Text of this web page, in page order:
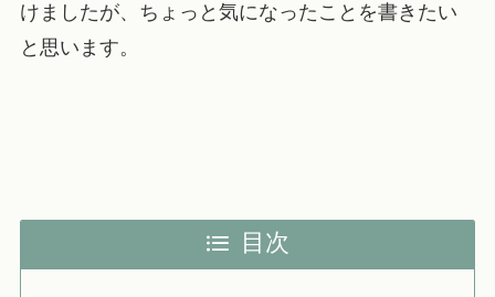
けましたが、ちょっと気になったことを書きたい
と思います。
目次